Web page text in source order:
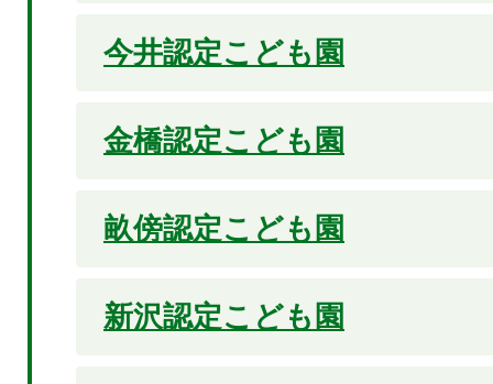
今井認定こども園
金橋認定こども園
畝傍認定こども園
新沢認定こども園